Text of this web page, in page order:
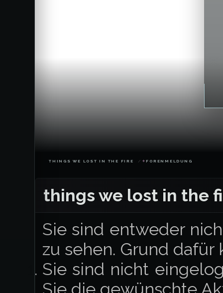
THINGS WE LOST IN THE FIRE ✦︎ FORENMELDUNG
things we lost in the
Sie sind entweder
zu sehen. Grund
Sie sind nicht
Sie die gewünschte